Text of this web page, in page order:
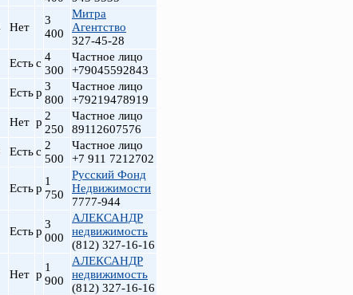
Нет
3
400
Митра
Агентство
327-45-28
Естьс 4
300
Частное лицо
+79045592843
Естьр 3
800
Частное лицо
+79219478919
Нет р 2
250
Частное лицо
89112607576
Естьс 2
500
Частное лицо
+7 911 7212702
Естьр
1
750
Русский Фонд
Недвижимости
7777-944
Естьр
3
000
АЛЕКСАНДР
недвижимость
(812) 327-16-16
Нет р
1
900
АЛЕКСАНДР
недвижимость
(812) 327-16-16